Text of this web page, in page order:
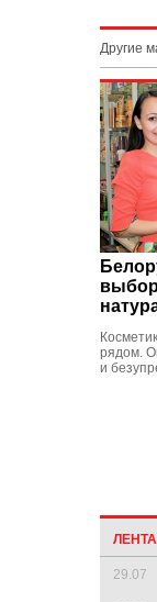
Другие
рядом.
и
29.07